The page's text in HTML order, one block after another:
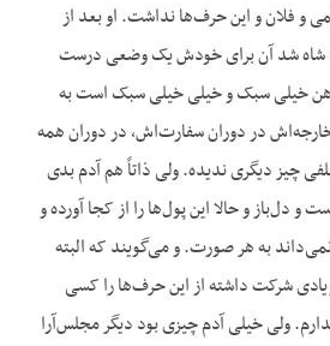
و فلان و این حرف‌ها نداشت. او بعد از
شاه شد آن برای خودش یک وضعی درست
خیلی سبک و خیلی خیلی سبک است به
در دوران سفارت‌اش، در دوران همه
چیز دیگری ندیده. ولی ذاتاً هم آدم بدی
دل‌باز و حالا این پول‌ها را از کجا آورده و
به هر صورت. و می‌گویند که البته
شرکت داشته از این حرف‌ها را کسی
ولی خیلی آدم چیزی بود دیگر مجلس‌آرا